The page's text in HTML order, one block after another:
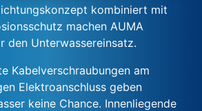
kombiniert mit
machen AUMA
den Unterwassereinsatz.
Kabelverschraubungen am
Elektroanschluss geben
keine Chance. Innenliegende